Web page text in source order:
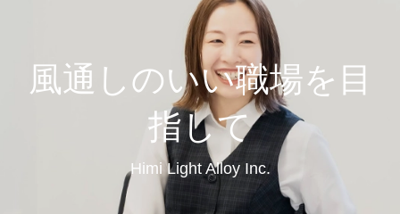
風通しのいい職場を目
指して
Himi Light Alloy Inc.